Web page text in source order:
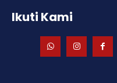
Ikuti Kami